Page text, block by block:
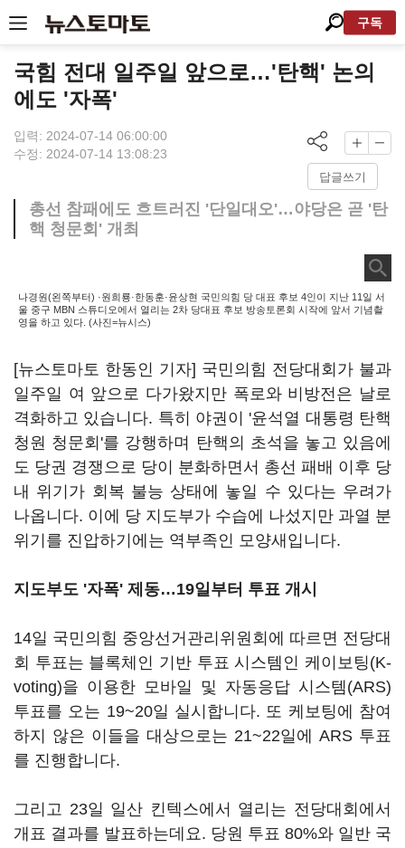
구독
국힘 전대 일주일 앞으로…'탄핵' 논의
에도 '자폭'
입력: 2024-07-14 06:00:00
수정: 2024-07-14 13:08:23
답글쓰기
총선 참패에도 흐트러진 '단일대오'…야당은 곧 '탄
핵 청문회' 개최
나경원(왼쪽부터) ·원희룡·한동훈·윤상현 국민의힘 당 대표 후보 4인이 지난 11일 서
울 중구 MBN 스튜디오에서 열리는 2차 당대표 후보 방송토론회 시작에 앞서 기념촬
영을 하고 있다. (사진=뉴시스)
[뉴스토마토 한동인 기자] 국민의힘 전당대회가 불과
일주일 여 앞으로 다가왔지만 폭로와 비방전은 날로
격화하고 있습니다. 특히 야권이 '윤석열 대통령 탄핵
청원 청문회'를 강행하며 탄핵의 초석을 놓고 있음에
도 당권 경쟁으로 당이 분화하면서 총선 패배 이후 당
내 위기가 회복 불능 상태에 놓일 수 있다는 우려가
나옵니다. 이에 당 지도부가 수습에 나섰지만 과열 분
위기를 진압하기에는 역부족인 모양새입니다.
지도부도 '자폭' 제동…19일부터 투표 개시
14일 국민의힘 중앙선거관리위원회에 따르면 전당대
회 투표는 블록체인 기반 투표 시스템인 케이보팅(K-
voting)을 이용한 모바일 및 자동응답 시스템(ARS)
투표를 오는 19~20일 실시합니다. 또 케보팅에 참여
하지 않은 이들을 대상으로는 21~22일에 ARS 투표
를 진행합니다.
그리고 23일 일산 킨텍스에서 열리는 전당대회에서
개표 결과를 발표하는데요. 당원 투표 80%와 일반 국